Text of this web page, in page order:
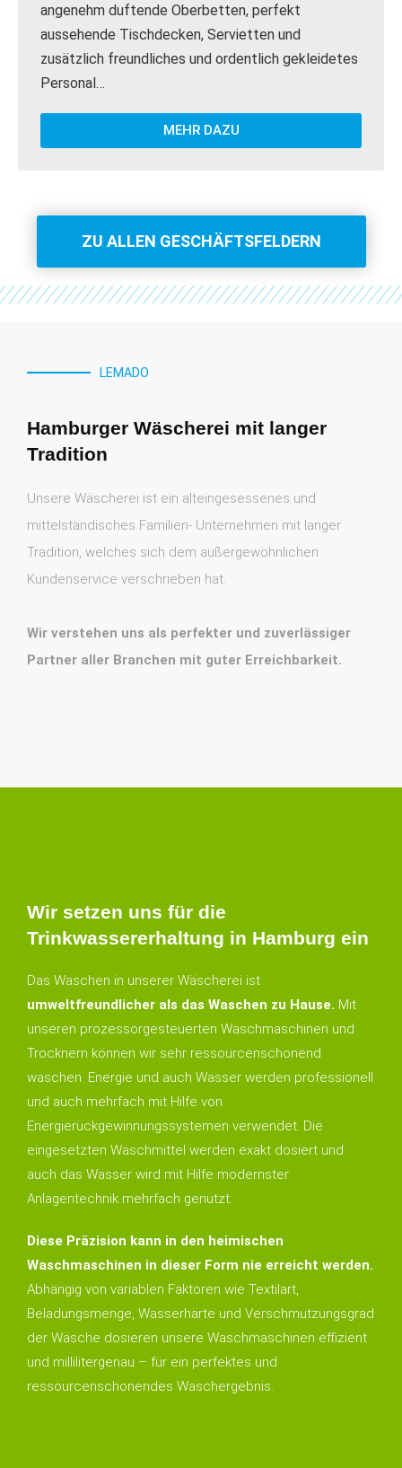
angenehm duftende Oberbetten, perfekt
aussehende Tischdecken, Servietten und
zusätzlich freundliches und ordentlich gekleidetes
Personal…
MEHR DAZU
ZU ALLEN GESCHÄFTSFELDERN
LEMADO
Hamburger Wäscherei mit langer
Tradition
Unsere Wäscherei ist ein alteingesessenes und
mittelständisches Familien- Unternehmen mit langer
Tradition, welches sich dem außergewöhnlichen
Kundenservice verschrieben hat.
Wir verstehen uns als perfekter und zuverlässiger
Partner aller Branchen mit guter Erreichbarkeit.
Wir setzen uns für die
Trinkwassererhaltung in Hamburg ein
Das Waschen in unserer Wäscherei ist
umweltfreundlicher als das Waschen zu Hause. Mit
unseren prozessorgesteuerten Waschmaschinen und
Trocknern können wir sehr ressourcenschonend
waschen. Energie und auch Wasser werden professionell
und auch mehrfach mit Hilfe von
Energierückgewinnungssystemen verwendet. Die
eingesetzten Waschmittel werden exakt dosiert und
auch das Wasser wird mit Hilfe modernster
Anlagentechnik mehrfach genutzt.
Diese Präzision kann in den heimischen
Waschmaschinen in dieser Form nie erreicht werden.
Abhängig von variablen Faktoren wie Textilart,
Beladungsmenge, Wasserhärte und Verschmutzungsgrad
der Wäsche dosieren unsere Waschmaschinen effizient
und millilitergenau – für ein perfektes und
ressourcenschonendes Waschergebnis.